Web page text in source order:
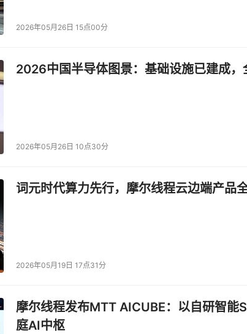
考，不构成投资建议。
2026年05月26日 15点00分
2026中国半导体图景：基础设施已建成，
2026年05月26日 10点30分
词元时代算力先行，摩尔线程云边端产品
2026年05月19日 17点31分
摩尔线程发布MTT AICUBE：以自研智能
庭AI中枢